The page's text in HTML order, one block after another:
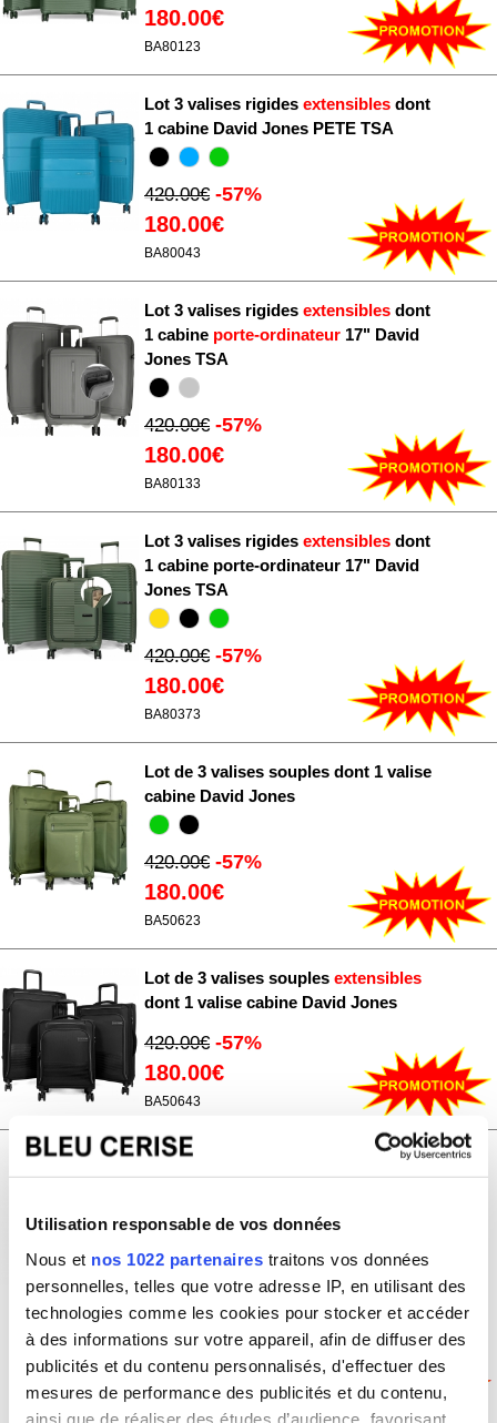
Utilisation responsable de vos données
Nous et nos 1022 partenaires traitons vos données
personnelles, telles que votre adresse IP, en utilisant des
technologies comme les cookies pour stocker et accéder
à des informations sur votre appareil, afin de diffuser des
publicités et du contenu personnalisés, d'effectuer des
mesures de performance des publicités et du contenu,
ainsi que de réaliser des études d’audience, favorisant
180.00€
BA80123
Lot 3 valises rigides extensibles dont
1 cabine David Jones PETE TSA
420.00€ -57%
180.00€
BA80043
Lot 3 valises rigides extensibles dont
1 cabine porte-ordinateur 17" David
Jones TSA
420.00€ -57%
180.00€
BA80133
Lot 3 valises rigides extensibles dont
1 cabine porte-ordinateur 17" David
Jones TSA
420.00€ -57%
180.00€
BA80373
Lot de 3 valises souples dont 1 valise
cabine David Jones
420.00€ -57%
180.00€
BA50623
Lot de 3 valises souples extensibles
dont 1 valise cabine David Jones
420.00€ -57%
180.00€
BA50643
Lot 2 valises rigides Delsey
Beaumont cabine 55cm et soute
348.00€
Prix de vente
Bleu Cerise
170.00€
BEAUMONT1